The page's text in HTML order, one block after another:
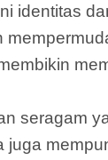
identitas
seragam
juga